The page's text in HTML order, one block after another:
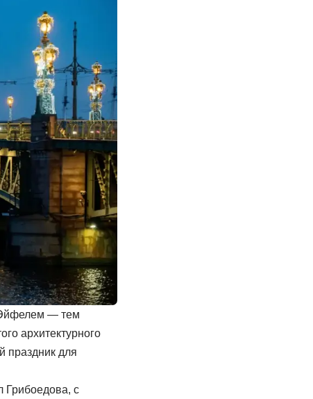
Эйфелем — тем
архитектурного
праздник для
Грибоедова, с